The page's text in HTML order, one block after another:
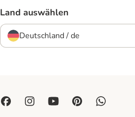
Land auswählen
Deutschland / de